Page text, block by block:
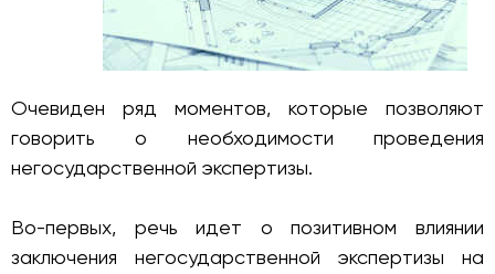
Очевиден ряд моментов, которые позволяют
говорить о необходимости проведения
негосударственной экспертизы.
Во-первых, речь идет о позитивном влиянии
заключения негосударственной экспертизы на